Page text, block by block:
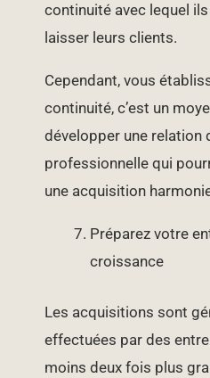
continuité avec lequel ils
laisser leurs clients.
Cependant, vous
continuité, c’est un
développer une relation
professionnelle qui
une acquisition
Préparez votre
croissance
Les acquisitions sont
effectuées par des
moins deux fois plus